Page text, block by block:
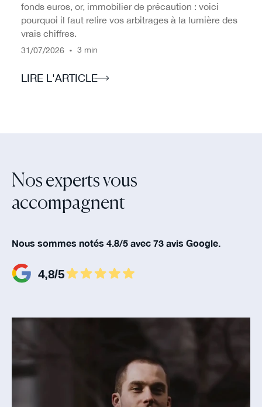
fonds euros, or, immobilier de précaution : voici
pourquoi il faut relire vos arbitrages à la lumière des
vrais chiffres.
31/07/2026 • 3 min
LIRE L'ARTICLE
Nos experts vous
accompagnent‍
Nous sommes notés 4.8/5 avec 73 avis Google.